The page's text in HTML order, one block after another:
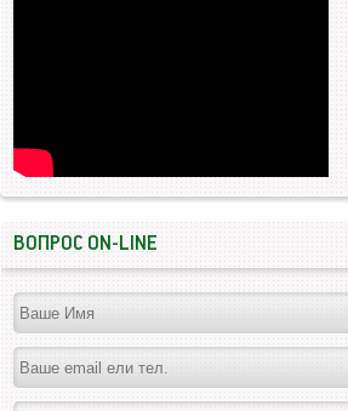
ВОПРОС ON-LINE